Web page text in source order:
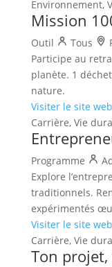
Environnement,
Mission
Outil Tous
Participe au
planète. 1
nature.
Visiter le site
Carrière, Vie
Programme
Explore
traditionnels.
expérimentés
Visiter le site
Carrière, Vie
Ton